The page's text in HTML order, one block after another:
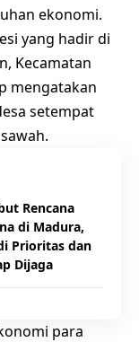
ekonomi.
yang hadir di
Kecamatan
mengatakan
setempat
Rencana
di Madura,
Prioritas dan
Dijaga
para